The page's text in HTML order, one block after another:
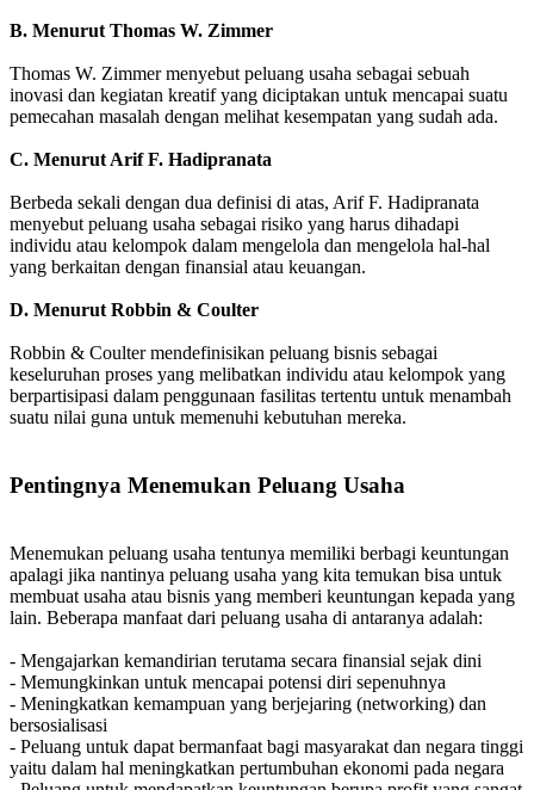
B. Menurut Thomas W. Zimmer
Thomas W. Zimmer menyebut peluang usaha sebagai sebuah
inovasi dan kegiatan kreatif yang diciptakan untuk mencapai suatu
pemecahan masalah dengan melihat kesempatan yang sudah ada.
C. Menurut Arif F. Hadipranata
Berbeda sekali dengan dua definisi di atas, Arif F. Hadipranata
menyebut peluang usaha sebagai risiko yang harus dihadapi
individu atau kelompok dalam mengelola dan mengelola hal-hal
yang berkaitan dengan finansial atau keuangan.
D. Menurut Robbin & Coulter
Robbin & Coulter mendefinisikan peluang bisnis sebagai
keseluruhan proses yang melibatkan individu atau kelompok yang
berpartisipasi dalam penggunaan fasilitas tertentu untuk menambah
suatu nilai guna untuk memenuhi kebutuhan mereka.
Pentingnya Menemukan Peluang Usaha
Menemukan peluang usaha tentunya memiliki berbagi keuntungan
apalagi jika nantinya peluang usaha yang kita temukan bisa untuk
membuat usaha atau bisnis yang memberi keuntungan kepada yang
lain. Beberapa manfaat dari peluang usaha di antaranya adalah:
- Mengajarkan kemandirian terutama secara finansial sejak dini
- Memungkinkan untuk mencapai potensi diri sepenuhnya
- Meningkatkan kemampuan yang berjejaring (networking) dan
bersosialisasi
- Peluang untuk dapat bermanfaat bagi masyarakat dan negara tinggi
yaitu dalam hal meningkatkan pertumbuhan ekonomi pada negara